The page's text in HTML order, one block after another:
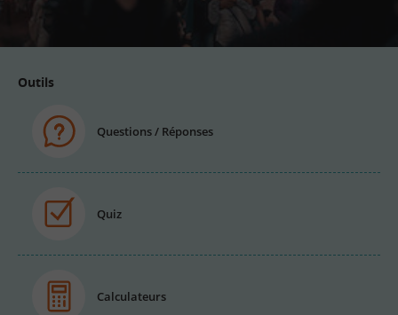
Outils
Questions / Réponses
Quiz
Calculateurs